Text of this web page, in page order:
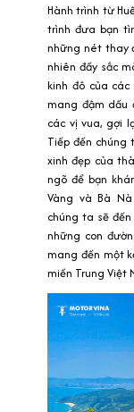
Hành trình từ
trình đưa bạn
những nét thay
nhiên đầy sắc
kinh đô của
mang đậm dấu
các vị vua, gợi
Tiếp đến chúng
xinh đẹp của
ngõ để bạn
Vàng và Bà
chúng ta sẽ
những con
mang đến một
miền Trung Việt